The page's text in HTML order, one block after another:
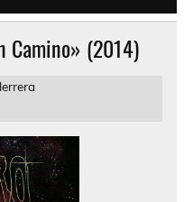
Camino» (2014)